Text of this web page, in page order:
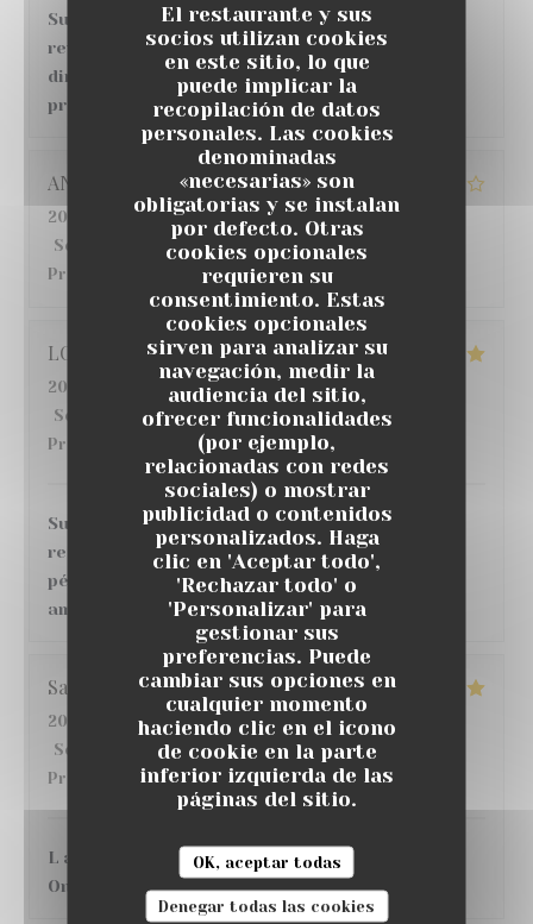
El restaurante y sus
socios utilizan cookies
en este sitio, lo que
puede implicar la
recopilación de datos
personales. Las cookies
denominadas
«necesarias» son
obligatorias y se instalan
por defecto. Otras
cookies opcionales
requieren su
consentimiento. Estas
cookies opcionales
sirven para analizar su
navegación, medir la
audiencia del sitio,
ofrecer funcionalidades
(por ejemplo,
relacionadas con redes
sociales) o mostrar
publicidad o contenidos
personalizados. Haga
clic en 'Aceptar todo',
'Rechazar todo' o
'Personalizar' para
gestionar sus
preferencias. Puede
cambiar sus opciones en
cualquier momento
haciendo clic en el icono
de cookie en la parte
inferior izquierda de las
páginas del sitio.
OK, aceptar todas
Denegar todas las cookies
Super accueil et service, bonne ambiance, en
revanche, concernant le repas et les plats
directement, grosse déception au vu des tarifs
pratiqués.
ANGELIQUE
2026-07-22- 12:30 - Invitados 6
Servicio
Ambiente: 4 /5 Menú: 3/5
Precio
LO
2026-07-18
- 20:00 - Invitados 6
Servicio
5/5 Ambiente: 5/5 Menú: 5/5 Calidad /
Precio
Super moment ! nous avons très bien mangé au
restaurant , de bons vins et cocktails au bar,
pétanque, match de foot sur écran géant, belle
ambiance, je recommande 👌
Sandrine D
2026-07-16- 20:30 - Invitados 3
Servicio
/5 Ambiente: 5 /5 Menú: 5/5 Calidad /
Precio
L accueil, l endroit C etait une 1ere pour nous !!
On y reviendra avec grand plaisir !!